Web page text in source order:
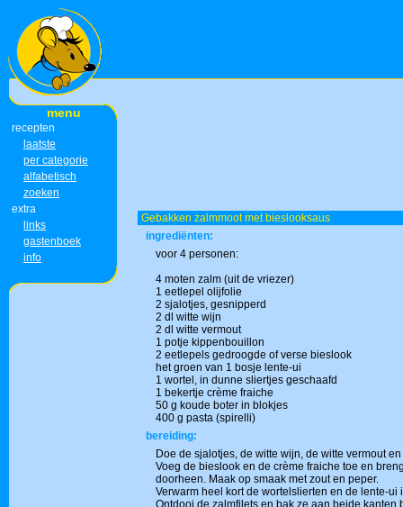
menu
recepten
laatste
per categorie
alfabetisch
zoeken
extra
links
gastenboek
info
Gebakken zalmmoot met bieslooksaus
ingrediënten:
voor 4 personen:
4 moten zalm (uit de vriezer)
1 eetlepel olijfolie
2 sjalotjes, gesnipperd
2 dl witte wijn
2 dl witte vermout
1 potje kippenbouillon
2 eetlepels gedroogde of verse bieslook
het groen van 1 bosje lente-ui
1 wortel, in dunne sliertjes geschaafd
1 bekertje crème fraiche
50 g koude boter in blokjes
400 g pasta (spirelli)
bereiding:
Doe de sjalotjes, de witte wijn, de witte vermout
Voeg de bieslook en de crème fraiche toe en
doorheen. Maak op smaak met zout en peper.
Verwarm heel kort de wortelslierten en de lente-ui
Ontdooi de zalmfilets en bak ze aan beide kanten